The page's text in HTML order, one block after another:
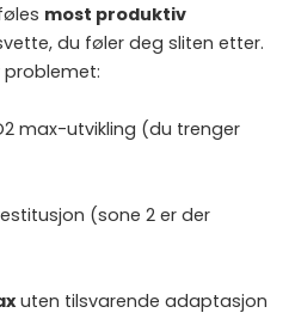
most produktiv
du føler deg sliten etter.
max-utvikling (du trenger
(sone 2 er der
uten tilsvarende adaptasjon